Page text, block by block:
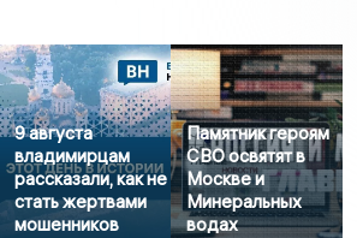
9 августа
владимирцам
рассказали, как не
стать жертвами
мошенников
Памятник героям
СВО освятят в
Москве и
Минеральных
водах